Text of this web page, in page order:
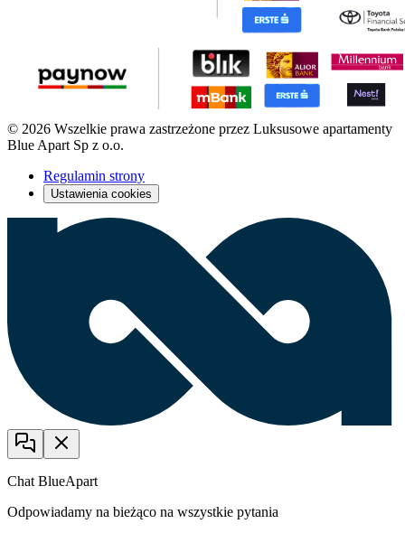
© 2026 Wszelkie prawa zastrzeżone przez Luksusowe apartamenty
Blue Apart Sp z o.o.
Regulamin strony
Ustawienia cookies
Chat BlueApart
Odpowiadamy na bieżąco na wszystkie pytania